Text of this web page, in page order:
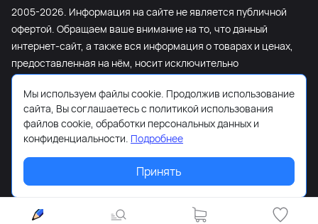
2005-2026. Информация на сайте не является публичной
офертой. Обращаем ваше внимание на то, что данный
интернет-сайт, а также вся информация о товарах и ценах,
предоставленная на нём, носит исключительно
информационный характер и ни при каких условиях не
является публичной офертой, определяемой положениями
Статьи 437 Гражданского кодекса Российской Федерации.
Для получения подробной информации о наличии и
стоимости указанных товаров и (или) услуг, пожалуйста,
обращайтесь к менеджеру сайта с помощью специальной
формы связи или по телефону +7 (495) 103-13-42.
Мы используем файлы cookie. Продолжив использование
сайта, Вы соглашаетесь с политикой использования
файлов cookie, обработки персональных данных и
конфиденциальности. Подробнее
Принять